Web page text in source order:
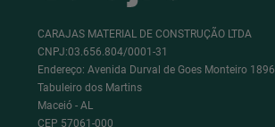
CARAJAS MATERIAL DE CONSTRUÇÃO LTDA
CNPJ:03.656.804/0001-31
Endereço: Avenida Durval de Goes Monteiro 1896
Tabuleiro dos Martins
Maceió - AL
CEP 57061-000